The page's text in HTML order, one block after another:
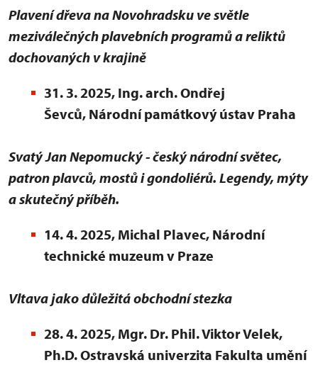
Plavení dřeva na Novohradsku ve světle
meziválečných plavebních programů a reliktů
dochovaných v krajině
31. 3. 2025, Ing. arch. Ondřej
Ševců, Národní památkový ústav Praha
Svatý Jan Nepomucký - český národní světec,
patron plavců, mostů i gondoliérů. Legendy, mýty
a skutečný příběh.
14. 4. 2025, Michal Plavec, Národní
technické muzeum v Praze
Vltava jako důležitá obchodní stezka
28. 4. 2025, Mgr. Dr. Phil. Viktor Velek,
Ph.D. Ostravská univerzita Fakulta umění